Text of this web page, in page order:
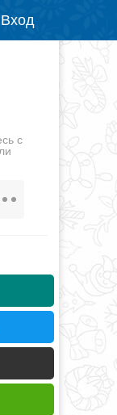
Вход
с